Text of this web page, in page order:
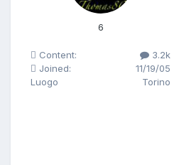
6
Content:
3.2k
Joined:
11/19/05
Luogo
Torino